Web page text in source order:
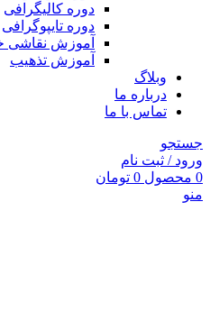
دوره کالیگرافی
دوره تایپوگرافی
آموزش نقاشی
آموزش تذهیب
وبلاگ
درباره ما
تماس با ما
جستجو
ورود / ثبت نام
0 محصول 0 تومان
منو